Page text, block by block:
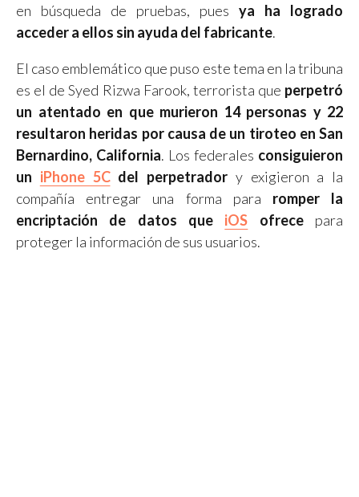
en búsqueda de pruebas, pues ya ha logrado
acceder a ellos sin ayuda del fabricante.
El caso emblemático que puso este tema en la tribuna
es el de Syed Rizwa Farook, terrorista que perpetró
un atentado en que murieron 14 personas y 22
resultaron heridas por causa de un tiroteo en San
Bernardino, California. Los federales consiguieron
un iPhone 5Cdel perpetrador y exigieron a la
compañía entregar una forma para romper la
encriptación de datos que iOS ofrecepara
proteger la información de sus usuarios.